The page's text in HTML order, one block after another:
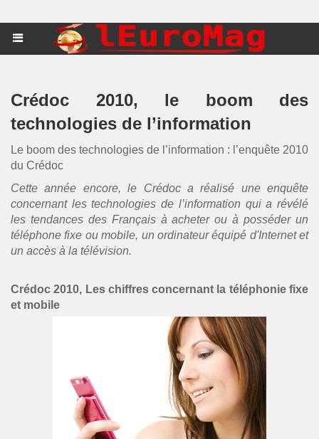
Crédoc 2010, le boom des
technologies de l’information
Le boom des technologies de l’information : l’enquête 2010
du Crédoc
Cette année encore, le Crédoc a réalisé une enquête
concernant les technologies de l’information qui a révélé
les tendances des Français à acheter ou à posséder un
téléphone fixe ou mobile, un ordinateur équipé d'Internet et
un accès à la télévision.
Crédoc 2010, Les chiffres concernant la téléphonie fixe
et mobile